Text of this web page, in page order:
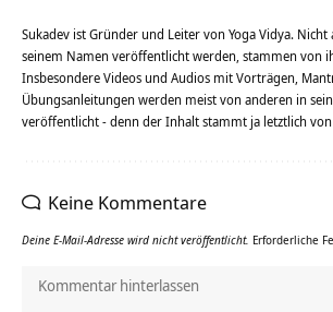
Sukadev ist Gründer und Leiter von Yoga Vidya. Nicht
seinem Namen veröffentlicht werden, stammen von
Insbesondere Videos und Audios mit Vorträgen,
Übungsanleitungen werden meist von anderen in
veröffentlicht - denn der Inhalt stammt ja letztlich von
Keine Kommentare
Deine E-Mail-Adresse wird nicht veröffentlicht. Erforderliche